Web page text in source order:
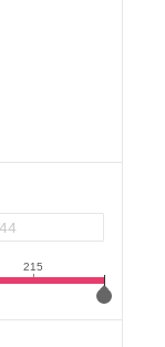
215